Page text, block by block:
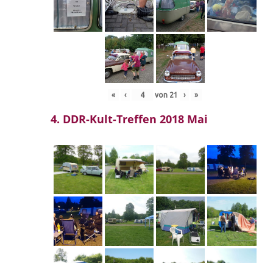
« ‹ von 21 › »
4. DDR-Kult-Treffen 2018 Mai